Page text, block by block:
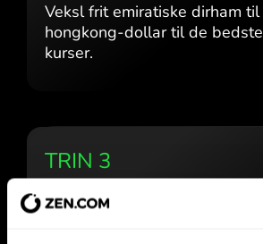
Veksl frit emiratiske dirham til
hongkong-dollar til de bedste
kurser.
TRIN 3